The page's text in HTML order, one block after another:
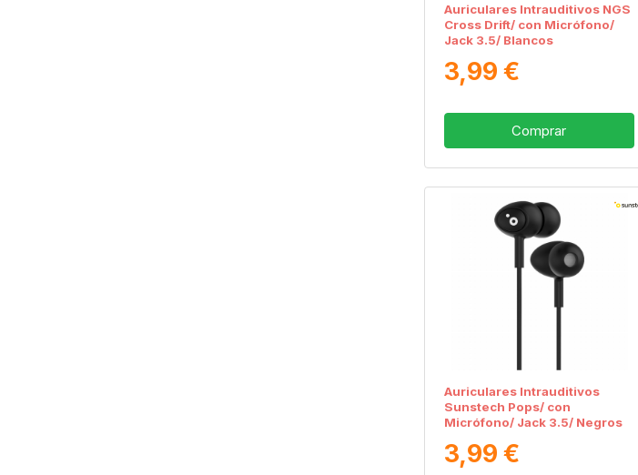
Auriculares Intrauditivos NGS
Cross Drift/ con Micrófono/
Jack 3.5/ Blancos
3,99 €
Comprar
Auriculares Intrauditivos
Sunstech Pops/ con
Micrófono/ Jack 3.5/ Negros
3,99 €